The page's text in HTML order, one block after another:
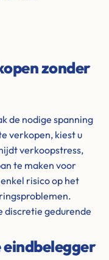
zonder
de nodige spanning
verkopen, kiest u
verkoopstress,
te maken voor
risico op het
discretie gedurende